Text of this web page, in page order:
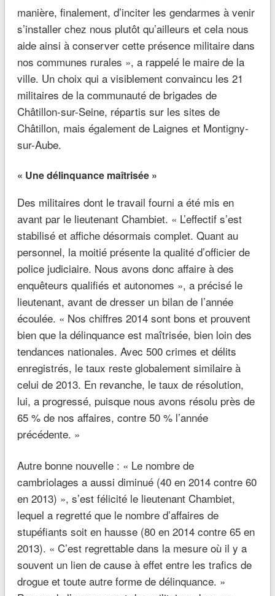
manière, ­finalement, d’inciter les gendarmes à venir
s’installer chez nous plutôt qu’ailleurs et cela nous
aide ainsi à conserver cette présence militaire dans
nos communes rurales », a rappelé le maire de la
ville. Un choix qui a visiblement convaincu les 21
militaires de la communauté de brigades de
Châtillon-sur-Seine, répartis sur les sites de
Châtillon, mais également de Laignes et Montigny-
sur-Aube.
« Une délinquance maîtrisée »
Des militaires dont le travail fourni a été mis en
avant par le lieutenant Chambiet. « L’effectif s’est
stabilisé et affiche désormais complet. Quant au
personnel, la moitié présente la qualité d’officier de
police ­judiciaire. Nous avons donc affaire à des
enquêteurs qualifiés et autonomes », a précisé le
lieutenant, avant de dresser un bilan de l’année
écoulée. « Nos chiffres 2014 sont bons et prouvent
bien que la délinquance est maîtrisée, bien loin des
tendances nationales. Avec 500 crimes et délits
enregistrés, le taux reste globalement similaire à
celui de 2013. En revanche, le taux de résolution,
lui, a progressé, puisque nous avons résolu près de
65 % de nos affaires, contre 50 % l’année
précédente. »
Autre bonne nouvelle : « Le nombre de
cambriolages a aussi diminué (40 en 2014 contre 60
en 2013) », s’est félicité le lieutenant Chambiet,
lequel a regretté que le nombre d’affaires de
stupéfiants soit en hausse (80 en 2014 contre 65 en
2013). « C’est regrettable dans la mesure où il y a
souvent un lien de cause à effet entre les trafics de
drogue et toute autre forme de délinquance. »